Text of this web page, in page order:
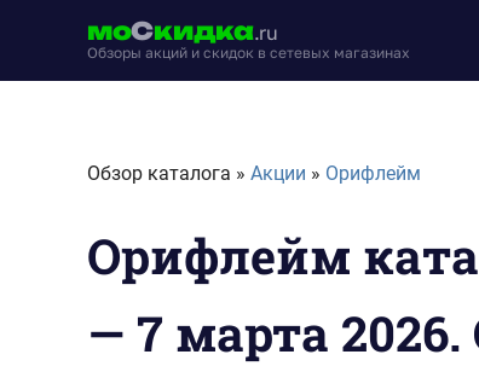
моСкидка.ru
Обзоры акций и скидок в сетевых магазинах
moskidka.ru
Обзор каталога » Акции » Орифлейм
Орифлейм
— 7 марта